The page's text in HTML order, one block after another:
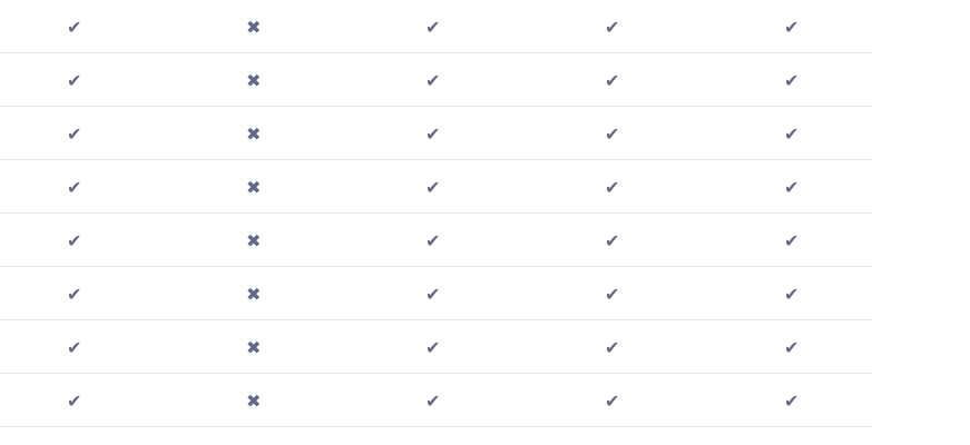
✔ ✖ ✔ ✔ ✔
✔ ✖ ✔ ✔ ✔
✔ ✖ ✔ ✔ ✔
✔ ✖ ✔ ✔ ✔
✔ ✖ ✔ ✔ ✔
✔ ✖ ✔ ✔ ✔
✔ ✖ ✔ ✔ ✔
✔ ✖ ✔ ✔ ✔